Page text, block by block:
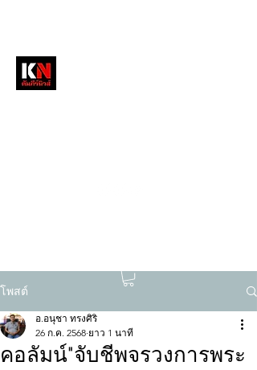
โพสต์
คอลัมน์"จับชีพจรวงการพระ
อ.อนุชา ทรงศิริ
26 ก.ค. 2568 ยาว 1 นาที